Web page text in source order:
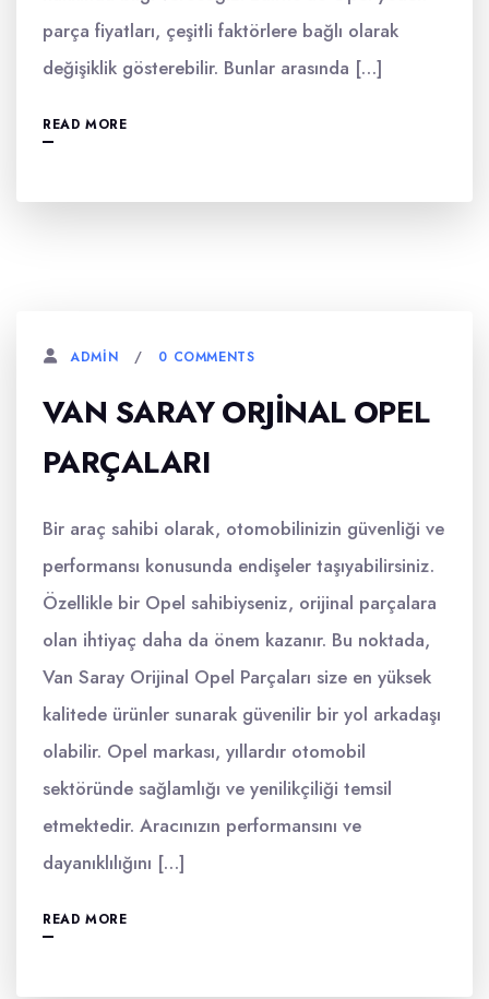
parça fiyatları, çeşitli faktörlere bağlı olarak
değişiklik gösterebilir. Bunlar arasında […]
READ MORE
ADMIN 0 COMMENTS
VAN SARAY ORJINAL OPEL
PARÇALARI
Bir araç sahibi olarak, otomobilinizin güvenliği ve
performansı konusunda endişeler taşıyabilirsiniz.
Özellikle bir Opel sahibiyseniz, orijinal parçalara
olan ihtiyaç daha da önem kazanır. Bu noktada,
Van Saray Orijinal Opel Parçaları size en yüksek
kalitede ürünler sunarak güvenilir bir yol arkadaşı
olabilir. Opel markası, yıllardır otomobil
sektöründe sağlamlığı ve yenilikçiliği temsil
etmektedir. Aracınızın performansını ve
dayanıklılığını […]
READ MORE